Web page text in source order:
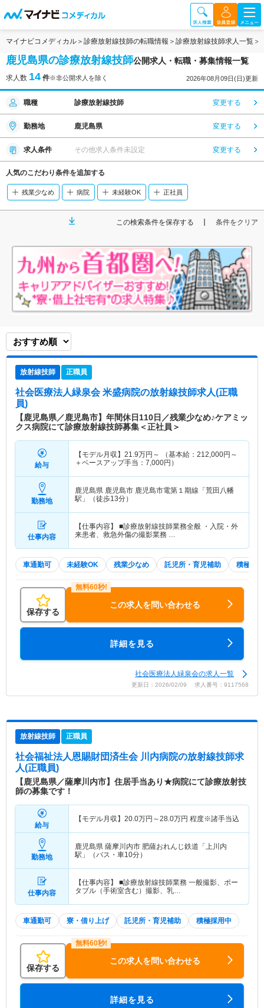
マイナビコメディカル 診療放射線技師の転職情報 診療放射線技師求人一覧
鹿児島県の診療放射線技師公開求人・転職・募集情報一覧
求人数 14 件※非公開求人を除く 2026年08月09日(日)更新
職種 診療放射線技師 変更する
勤務地 鹿児島県 変更する
求人条件 その他求人条件未設定 変更する
人気のこだわり条件を追加する
残業少なめ 病院 未経験OK 正社員
この検索条件を保存する 条件をクリア
放射線技師 正職員
社会医療法人緑泉会 米盛病院の放射線技師求人(正職
員)
【鹿児島県／鹿児島市】年間休日110日／残業少なめ♪ケアミッ
クス病院にて診療放射線技師募集＜正社員＞
給与
【モデル月収】 21.9万円～
（基本給：212,000円～
＋ベースアップ手当：7,000円）
勤務地
鹿児島県 鹿児島市 鹿児島市電第１期線「荒田八幡
駅」（徒歩13分）
仕事内容
【仕事内容】 ■診療放射線技師業務全般 ・入院・外
来患者、救急外傷の撮影業務 …
車通勤可 未経験OK 残業少なめ 託児所・育児補助 積極採
保存する
この求人を問い合わせる
詳細を見る
社会医療法人緑泉会の求人一覧
更新日：2026/02/09 求人番号：9117568
放射線技師 正職員
社会福祉法人恩賜財団済生会 川内病院の放射線技師求
人(正職員)
【鹿児島県／薩摩川内市】住居手当あり★病院にて診療放射技
師の募集です！
給与
【モデル月収】 20.0万円～28.0万円 程度※諸手当込
勤務地
鹿児島県 薩摩川内市 肥薩おれんじ鉄道「上川内
駅」（バス・車10分）
仕事内容
【仕事内容】 ■診療放射線技師業務 一般撮影、ポー
タブル（手術室含む）撮影、乳…
車通勤可 寮・借り上げ 託児所・育児補助 積極採用中
保存する
この求人を問い合わせる
詳細を見る